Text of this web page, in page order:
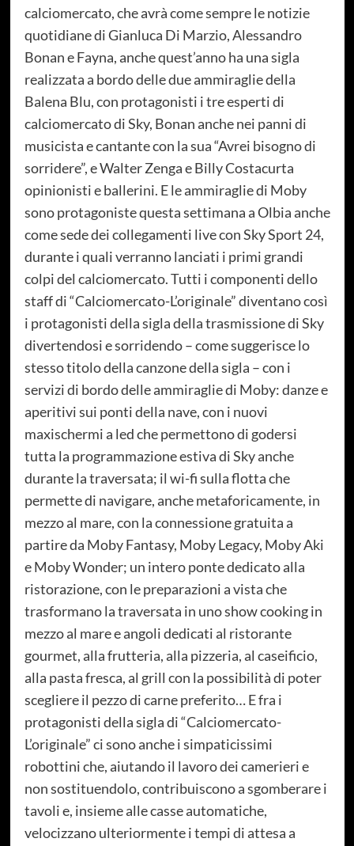
calciomercato, che avrà come sempre le notizie
quotidiane di Gianluca Di Marzio, Alessandro
Bonan e Fayna, anche quest’anno ha una sigla
realizzata a bordo delle due ammiraglie della
Balena Blu, con protagonisti i tre esperti di
calciomercato di Sky, Bonan anche nei panni di
musicista e cantante con la sua “Avrei bisogno di
sorridere”, e Walter Zenga e Billy Costacurta
opinionisti e ballerini. E le ammiraglie di Moby
sono protagoniste questa settimana a Olbia anche
come sede dei collegamenti live con Sky Sport 24,
durante i quali verranno lanciati i primi grandi
colpi del calciomercato. Tutti i componenti dello
staff di “Calciomercato-L’originale” diventano così
i protagonisti della sigla della trasmissione di Sky
divertendosi e sorridendo – come suggerisce lo
stesso titolo della canzone della sigla – con i
servizi di bordo delle ammiraglie di Moby: danze e
aperitivi sui ponti della nave, con i nuovi
maxischermi a led che permettono di godersi
tutta la programmazione estiva di Sky anche
durante la traversata; il wi-fi sulla flotta che
permette di navigare, anche metaforicamente, in
mezzo al mare, con la connessione gratuita a
partire da Moby Fantasy, Moby Legacy, Moby Aki
e Moby Wonder; un intero ponte dedicato alla
ristorazione, con le preparazioni a vista che
trasformano la traversata in uno show cooking in
mezzo al mare e angoli dedicati al ristorante
gourmet, alla frutteria, alla pizzeria, al caseificio,
alla pasta fresca, al grill con la possibilità di poter
scegliere il pezzo di carne preferito… E fra i
protagonisti della sigla di “Calciomercato-
L’originale” ci sono anche i simpaticissimi
robottini che, aiutando il lavoro dei camerieri e
non sostituendolo, contribuiscono a sgomberare i
tavoli e, insieme alle casse automatiche,
velocizzano ulteriormente i tempi di attesa a